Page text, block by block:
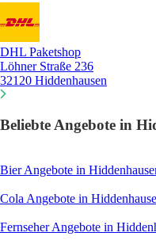
DHL Paketshop
Löhner Straße 236
32120 Hiddenhausen
Beliebte Angebote in
BierAngebote in
Cola Angebote in
FernseherAngebote in